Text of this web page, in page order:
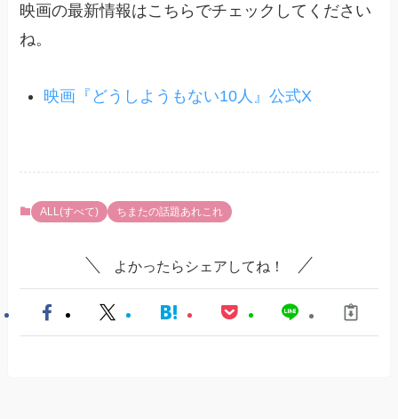
映画の最新情報はこちらでチェックしてください
ね。
映画『どうしようもない10人』公式X
ALL(すべて) ちまたの話題あれこれ
よかったらシェアしてね！